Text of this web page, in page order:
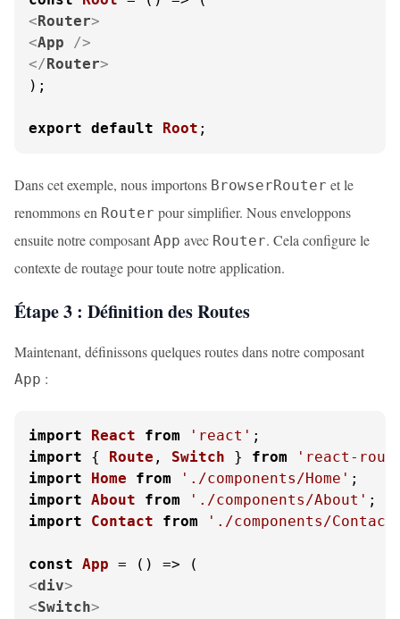
<Router>
<App />
</Router>
);
export default Root ;
Dans cet exemple, nous importons BrowserRouter et le
renommons en Router pour simplifier. Nous enveloppons
ensuite notre composant App avec Router. Cela configure le
contexte de routage pour toute notre application.
Étape 3 : Définition des Routes
Maintenant, définissons quelques routes dans notre composant
App :
import React from 'react'
import { Route , Switch } from
'react-
import
Home from './components/Home'
import About from './components/About'
import
Contact from './components/
const App = (
<div>
<Switch>